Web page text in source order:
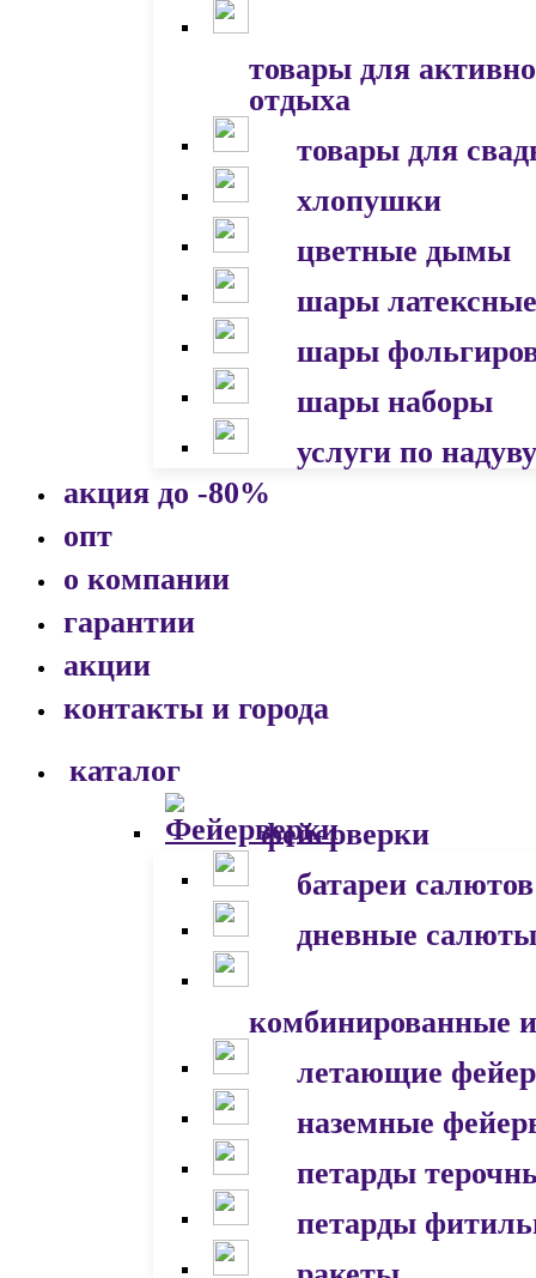
товары для
отдыха
товары для
хлопушки
цветные дымы
шары латексные
шары
шары наборы
услуги по надуву
акция до -80%
опт
о компании
гарантии
акции
контакты и города
каталог
фейерверки
батареи салютов
дневные салюты
комбинированные
летающие
наземные
петарды
петарды